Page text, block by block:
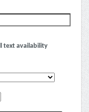
text availability